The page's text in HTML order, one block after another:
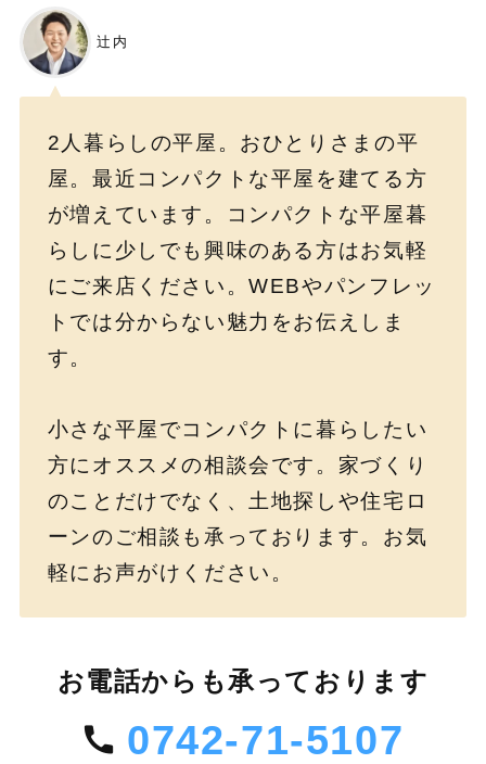
辻内
2人暮らしの平屋。おひとりさまの平
屋。最近コンパクトな平屋を建てる方
が増えています。コンパクトな平屋暮
らしに少しでも興味のある方はお気軽
にご来店ください。WEBやパンフレッ
トでは分からない魅力をお伝えしま
す。
小さな平屋でコンパクトに暮らしたい
方にオススメの相談会です。家づくり
のことだけでなく、土地探しや住宅ロ
ーンのご相談も承っております。お気
軽にお声がけください。
お電話からも承っております
0742-71-5107